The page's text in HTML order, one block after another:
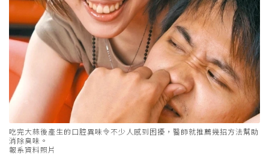
吃完大蒜後產生的口腔異味令不少人感到困擾，醫師就推薦幾招方法幫助
消除臭味。
報系資料照片